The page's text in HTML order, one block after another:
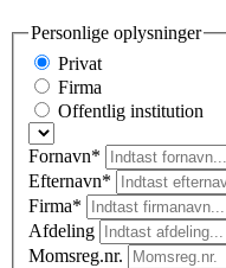
Personlige oplysninger
Privat
Firma
Offentlig institution
Fornavn*
Efternavn*
Firma*
Afdeling
Momsreg.nr.